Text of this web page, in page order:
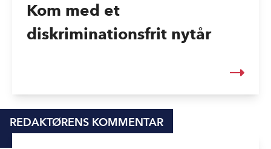
Kom med et
diskriminationsfrit nytår
REDAKTØRENS KOMMENTAR